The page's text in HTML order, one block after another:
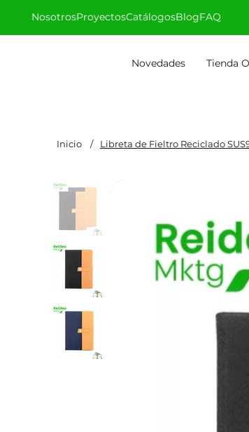
Novedades Tienda
NosotrosProyectosCatálogosBlogFAQ
Inicio / Libreta de Fieltro Reciclado